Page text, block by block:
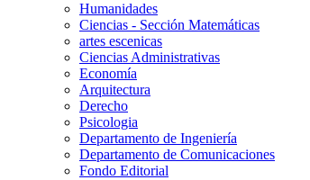
Humanidades
Ciencias - Sección Matemáticas
artes escenicas
Ciencias Administrativas
Economía
Arquitectura
Derecho
Psicologia
Departamento de Ingeniería
Departamento de Comunicaciones
Fondo Editorial